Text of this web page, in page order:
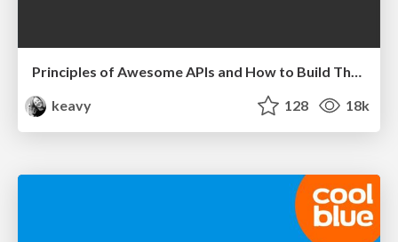
Principles of Awesome APIs and How to Build Them.
keavy
128 18k